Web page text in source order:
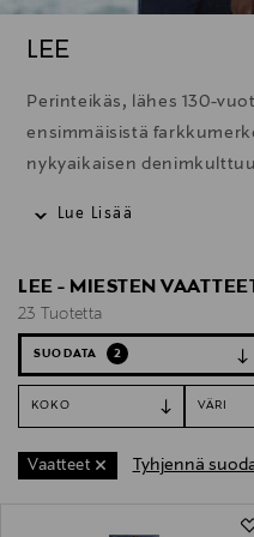
LEE
Perinteikäs, lähes 130-
ensimmäisistä
nykyaikaisen
tullut modernia,
Lue Lisää
LEE - MIESTEN
23 Tuotetta
SUODATA 2
KOKO VÄRI
Vaatteet Tyhjennä